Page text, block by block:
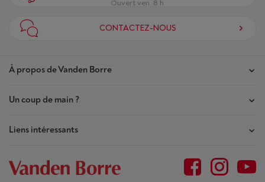
À propos de Vanden Borre
Nos magasins
Contrat de Confiance
Plan du site
Un coup de main ?
Mes commandes
Demande de réparation
Liens intéressants
Outlet
Ouvert ven. 8 h
CONTACTEZ-NOUS